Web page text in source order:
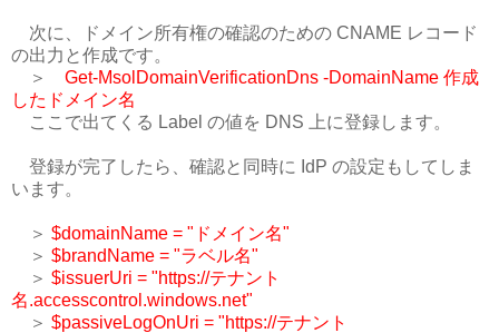
次に、ドメイン所有権の確認のための CNAME レコード
の出力と作成です。
＞ Get-MsolDomainVerificationDns -DomainName 作成
したドメイン名
ここで出てくる Label の値を DNS 上に登録します。
登録が完了したら、確認と同時に IdP の設定もしてしま
います。
＞ $domainName = "ドメイン名"
＞ $brandName = "ラベル名"
＞ $issuerUri = "https://テナント
名.accesscontrol.windows.net"
＞ $passiveLogOnUri = "https://テナント